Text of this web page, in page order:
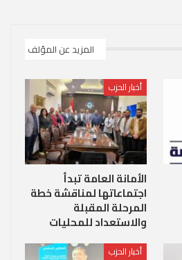
المزيد عن المؤلف
أخبار الحزب
الأمانة العامة تبدأ
اجتماعاتها لمناقشة خطة
المرحلة المقبلة
والاستعداد للمحليات
أخبار الحزب